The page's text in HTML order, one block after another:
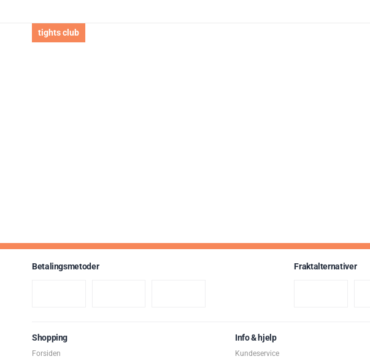
tights club
Betalingsmetoder Fraktalternativer
Shopping
Forsiden
Info & hjelp
Kundeservice